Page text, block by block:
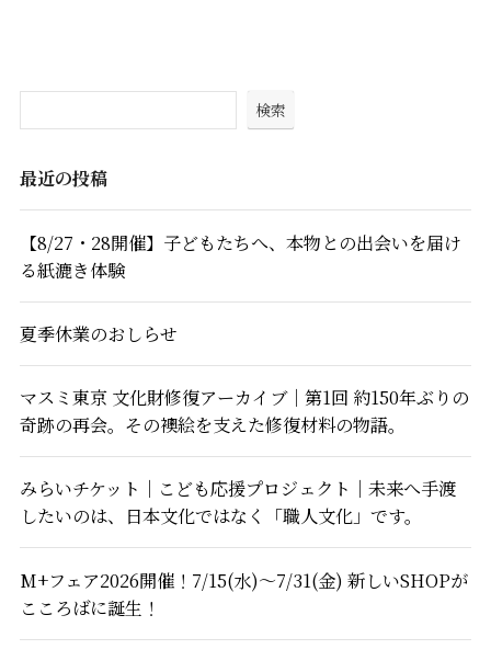
検索
最近の投稿
【8/27・28開催】子どもたちへ、本物との出会いを届け
る紙漉き体験
夏季休業のおしらせ
マスミ東京 文化財修復アーカイブ｜第1回 約150年ぶりの
奇跡の再会。その襖絵を支えた修復材料の物語。
みらいチケット｜こども応援プロジェクト｜未来へ手渡
したいのは、日本文化ではなく「職人文化」です。
M+フェア2026開催！7/15(水)～7/31(金) 新しいSHOPが
こころばに誕生！